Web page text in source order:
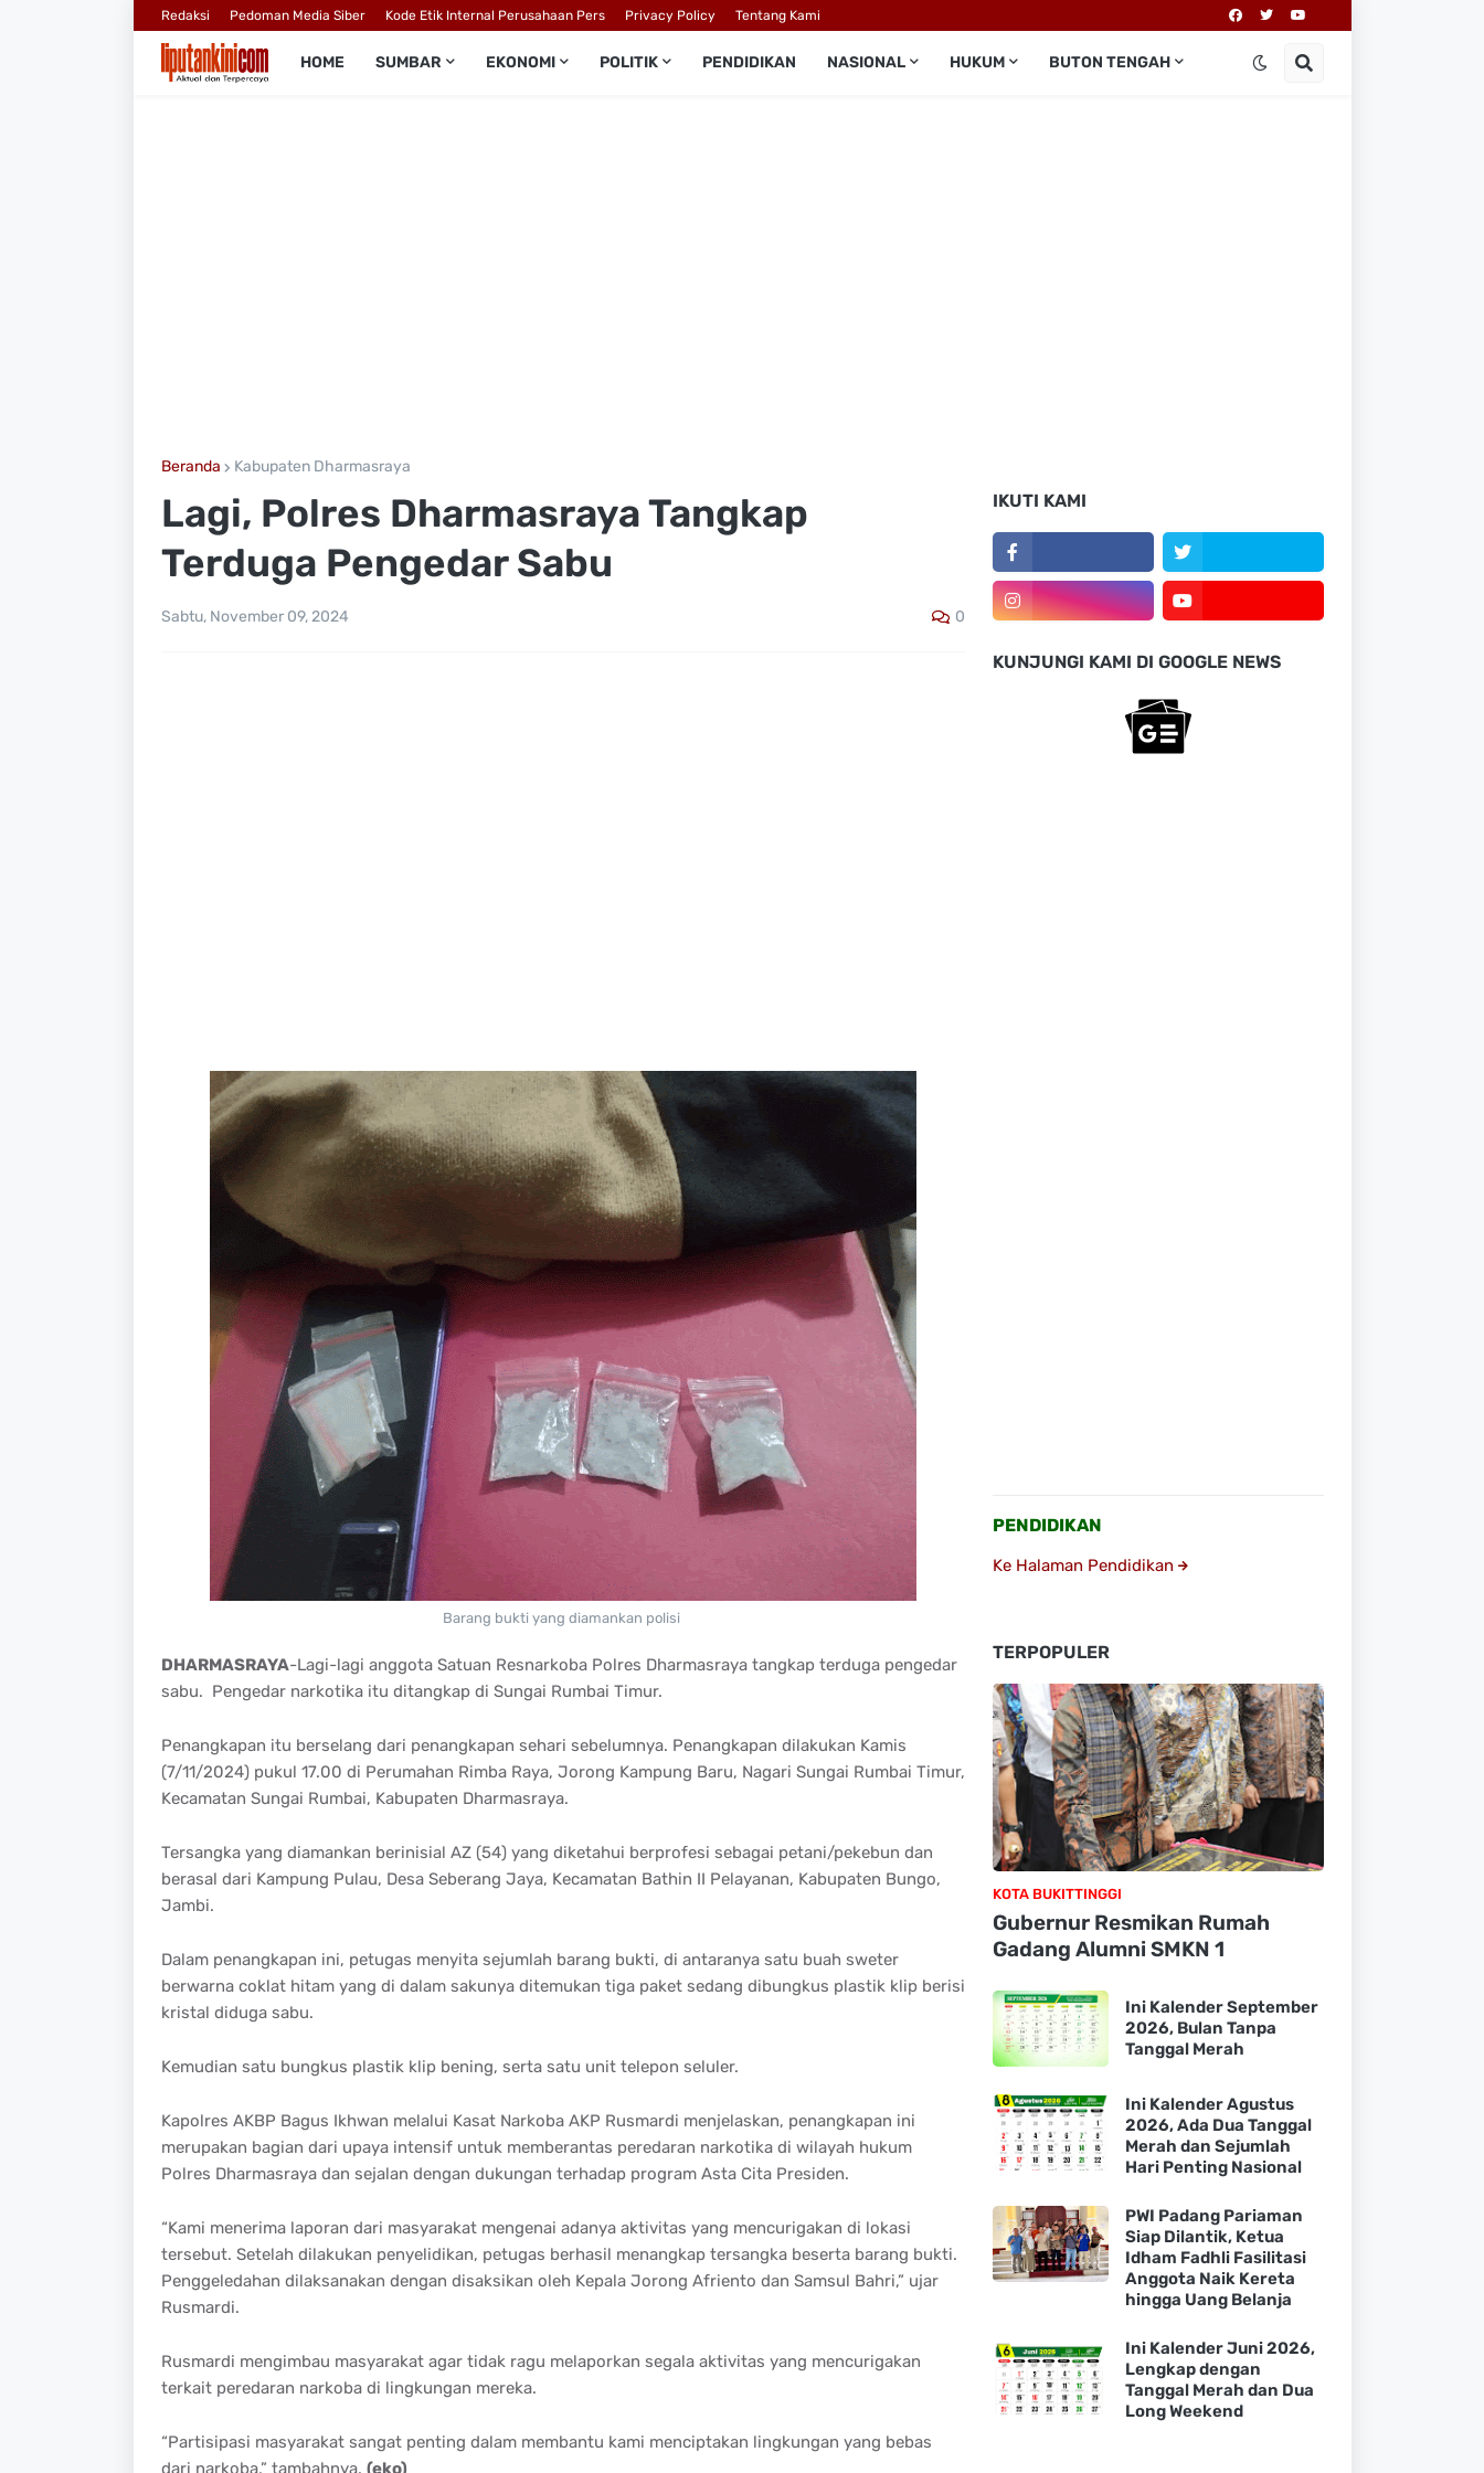
Redaksi Pedoman Media Siber Kode Etik Internal Perusahaan Pers Privacy Policy Tentang Kami
HOME SUMBAR EKONOMI POLITIK PENDIDIKAN NASIONAL HUKUM BUTON TENGAH
Beranda Kabupaten Dharmasraya
Lagi, Polres Dharmasraya Tangkap
Terduga Pengedar Sabu
Sabtu, November 09, 2024 0
Barang bukti yang diamankan polisi
DHARMASRAYA-Lagi-lagi anggota Satuan Resnarkoba Polres Dharmasraya tangkap terduga pengedar
sabu. Pengedar narkotika itu ditangkap di Sungai Rumbai Timur.
Penangkapan itu berselang dari penangkapan sehari sebelumnya. Penangkapan dilakukan Kamis
(7/11/2024) pukul 17.00 di Perumahan Rimba Raya, Jorong Kampung Baru, Nagari Sungai Rumbai Timur,
Kecamatan Sungai Rumbai, Kabupaten Dharmasraya.
Tersangka yang diamankan berinisial AZ (54) yang diketahui berprofesi sebagai petani/pekebun dan
berasal dari Kampung Pulau, Desa Seberang Jaya, Kecamatan Bathin II Pelayanan, Kabupaten Bungo,
Jambi.
Dalam penangkapan ini, petugas menyita sejumlah barang bukti, di antaranya satu buah sweter
berwarna coklat hitam yang di dalam sakunya ditemukan tiga paket sedang dibungkus plastik klip berisi
kristal diduga sabu.
Kemudian satu bungkus plastik klip bening, serta satu unit telepon seluler.
Kapolres AKBP Bagus Ikhwan melalui Kasat Narkoba AKP Rusmardi menjelaskan, penangkapan ini
merupakan bagian dari upaya intensif untuk memberantas peredaran narkotika di wilayah hukum
Polres Dharmasraya dan sejalan dengan dukungan terhadap program Asta Cita Presiden.
“Kami menerima laporan dari masyarakat mengenai adanya aktivitas yang mencurigakan di lokasi
tersebut. Setelah dilakukan penyelidikan, petugas berhasil menangkap tersangka beserta barang bukti.
Penggeledahan dilaksanakan dengan disaksikan oleh Kepala Jorong Afriento dan Samsul Bahri,” ujar
Rusmardi.
Rusmardi mengimbau masyarakat agar tidak ragu melaporkan segala aktivitas yang mencurigakan
terkait peredaran narkoba di lingkungan mereka.
“Partisipasi masyarakat sangat penting dalam membantu kami menciptakan lingkungan yang bebas
dari narkoba,” tambahnya. (eko)
IKUTI KAMI
KUNJUNGI KAMI DI GOOGLE NEWS
PENDIDIKAN
Ke Halaman Pendidikan
TERPOPULER
KOTA BUKITTINGGI
Gubernur Resmikan Rumah
Gadang Alumni SMKN 1
Ini Kalender September
2026, Bulan Tanpa
Tanggal Merah
Ini Kalender Agustus
2026, Ada Dua Tanggal
Merah dan Sejumlah
Hari Penting Nasional
PWI Padang Pariaman
Siap Dilantik, Ketua
Idham Fadhli Fasilitasi
Anggota Naik Kereta
hingga Uang Belanja
Ini Kalender Juni 2026,
Lengkap dengan
Tanggal Merah dan Dua
Long Weekend